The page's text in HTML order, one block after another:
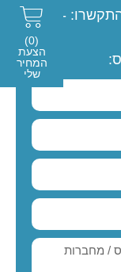
077-
(0)
הצעת
המחיר
שלי